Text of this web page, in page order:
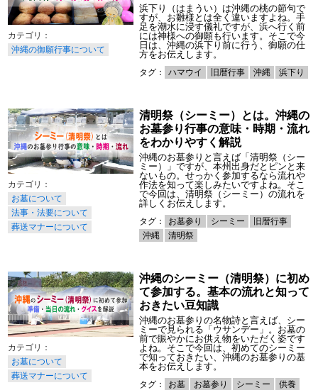
沖縄の御願行事について
浜下り（はまうい）は沖縄の桃の節句で
すが、お雛様とは全く違いますよね。手
足を潮水に浸す儀礼ですが、浜へ行く前
には神様への御願も行います。そこで今
日は、沖縄の浜下り前に行う、御願の仕
方をお伝えします。
タグ： ハマウイ 旧暦行事 沖縄 浜下り
お墓について
法事・法要について
葬送マナーについて
清明祭（シーミー）とは。沖縄の
お墓参り行事の意味・時期・流れ
をわかりやすく解説
沖縄のお墓参りと言えば「清明祭（シー
ミー）」ですが、本州出身だとピンと来
ないもの。せっかく参加するなら流れや
作法を知って楽しみたいですよね。そこ
で今回は、清明祭（シーミー）の流れを
詳しくお伝えします。
タグ： お墓参り シーミー
旧暦行事
沖縄
清明祭
お墓について
葬送マナーについて
沖縄のシーミー（清明祭）に初め
て参加する。基本の流れと知って
おきたい豆知識
沖縄のお墓参りの名物詩と言えば、シー
ミーで見られる「ウサンデー」。お墓の
前で賑やかにお供え物をいただく姿です
よね。そこで今回は、初めてのシーミー
で知っておきたい、沖縄のお墓参りの基
本をお伝えします。
タグ： お墓 お墓参り シーミー
供養